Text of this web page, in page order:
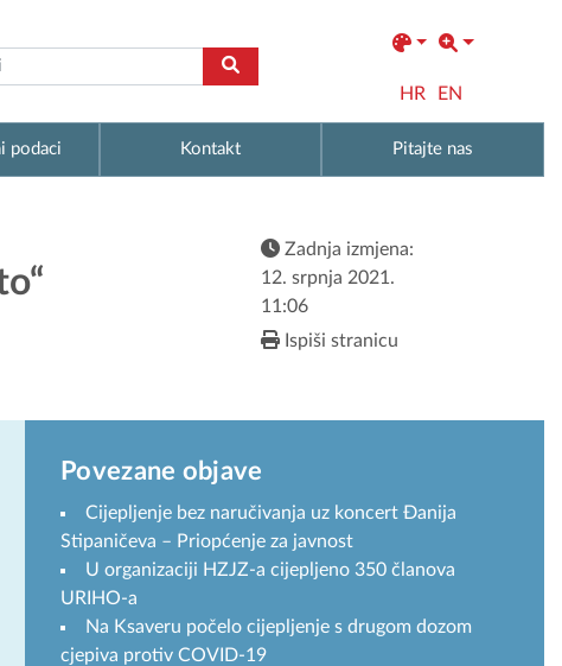
HR EN
podaci Kontakt Pitajte nas
Zadnja izmjena:
12. srpnja 2021.
11:06
Ispiši stranicu
Povezane objave
Cijepljenje bez naručivanja uz koncert Đanija
Stipaničeva – Priopćenje za javnost
U organizaciji HZJZ-a cijepljeno 350 članova
URIHO-a
Na Ksaveru počelo cijepljenje s drugom dozom
cjepiva protiv COVID-19